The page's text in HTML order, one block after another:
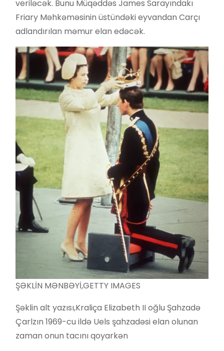
veriləcək. Bunu Müqəddəs James Sarayındakı
Friary Məhkəməsinin üstündəki eyvandan Carçı
adlandırılan məmur elan edəcək.
ŞƏKLİN MƏNBƏYİ,GETTY IMAGES
Şəklin alt yazısı,Kraliça Elizabeth II oğlu Şahzadə
Çarlzın 1969-cu ildə Uels şahzadəsi elan olunan
zaman onun tacını qoyarkən